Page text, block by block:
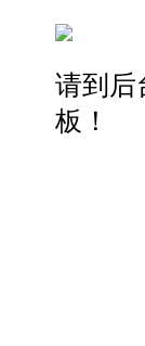
请到后
板！